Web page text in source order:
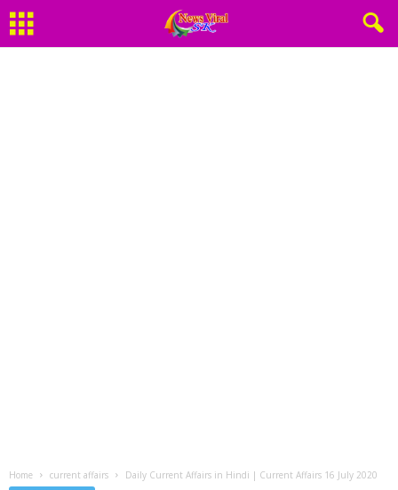
Home current affairs Daily Current Affairs in Hindi | Current Affairs 16 July 2020